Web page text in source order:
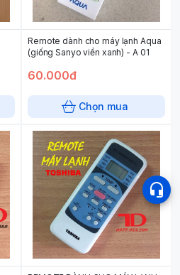
Remote dành cho máy lạnh Aqua
(giống Sanyo viền xanh) - A 01
60.000đ
Chọn mua